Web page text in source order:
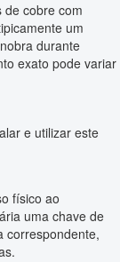
de cobre com
um
durante
exato pode variar
e utilizar este
físico ao
uma chave de
correspondente,